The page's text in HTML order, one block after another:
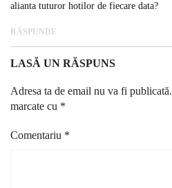
alianta tuturor hotilor de fiecare data?
RĂSPUNDE
LASĂ UN RĂSPUNS
Adresa ta de email nu va fi publicată.
marcate cu *
Comentariu *